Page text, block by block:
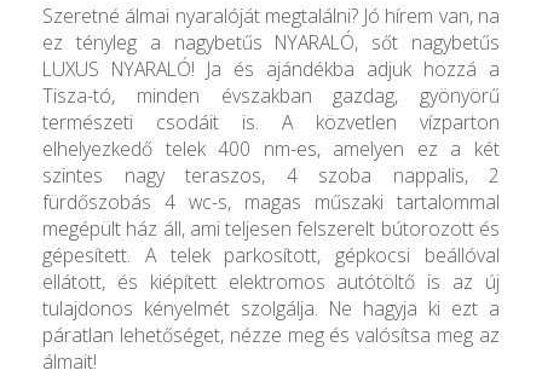
Szeretné álmai nyaralóját megtalálni? Jó hírem van, na
ez tényleg a nagybetűs NYARALÓ, sőt nagybetűs
LUXUS NYARALÓ! Ja és ajándékba adjuk hozzá a
Tisza-tó, minden évszakban gazdag, gyönyörű
természeti csodáit is. A közvetlen vízparton
elhelyezkedő telek 400 nm-es, amelyen ez a két
szintes nagy teraszos, 4 szoba nappalis, 2
fürdőszobás 4 wc-s, magas műszaki tartalommal
megépült ház áll, ami teljesen felszerelt bútorozott és
gépesített. A telek parkosított, gépkocsi beállóval
ellátott, és kiépített elektromos autótöltő is az új
tulajdonos kényelmét szolgálja. Ne hagyja ki ezt a
páratlan lehetőséget, nézze meg és valósítsa meg az
álmait!